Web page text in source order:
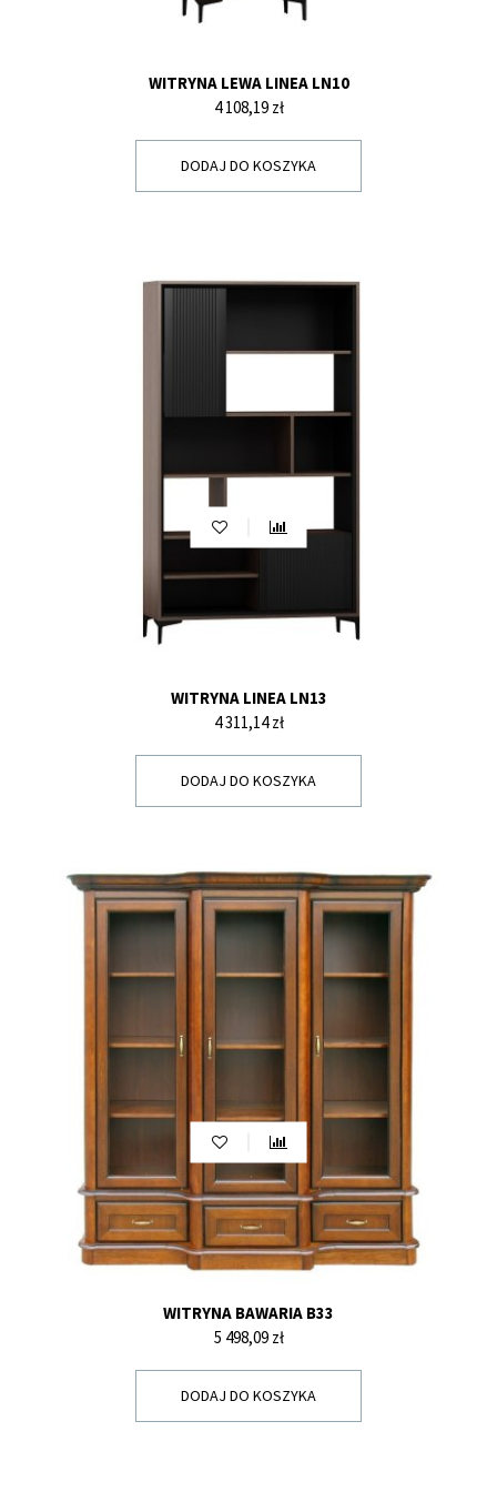
WITRYNA LEWA LINEA LN10
Cena
4 108,19 zł
DODAJ DO KOSZYKA
WITRYNA LINEA LN13
Cena
4 311,14 zł
DODAJ DO KOSZYKA
WITRYNA BAWARIA B33
Cena
5 498,09 zł
DODAJ DO KOSZYKA